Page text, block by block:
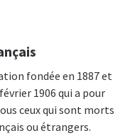
fondée en 1887 et
1906 qui a pour
ceux qui sont morts
ou étrangers.